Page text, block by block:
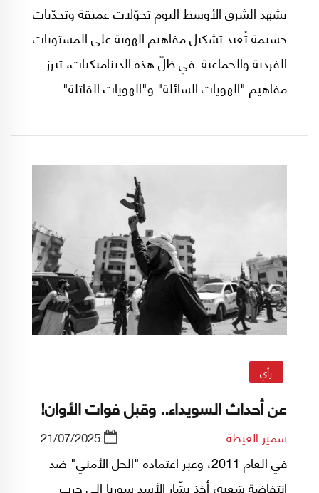
يشهد الشرق الأوسط اليوم تحوّلات عميقة وتحدّيات
جسيمة تُعيد تشكيل مفاهيم الهوية على المستويات
‏الفردية والجماعية. في ظلّ هذه الديناميكيات، تبرز
مفاهيم "الهويات السائلة" و"الهويات القاتلة"
التحالفات، والانتماءات المعاصرة في المنطقة.
رأي
عن أحداث السويداء.. وقبل فوات الأوان!
سمير العيطة 21/07/2025
في العام 2011، وعبر اعتماده "الحل الأمني" ضد
انتفاضة شعبه، أخذ بشّار الأسد سوريا إلى حربٍ